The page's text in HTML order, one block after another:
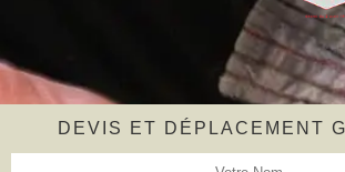
DEVIS ET DÉPLACEMENT